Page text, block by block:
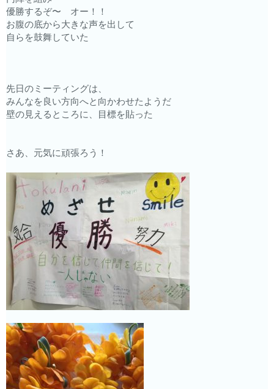
優勝するぞ〜 オー！！
お腹の底から大きな声を出して
自らを鼓舞していた
先日のミーティングは、
みんなを良い方向へと向かわせたようだ
壁の見えるところに、目標を貼った
さあ、元気に頑張ろう！